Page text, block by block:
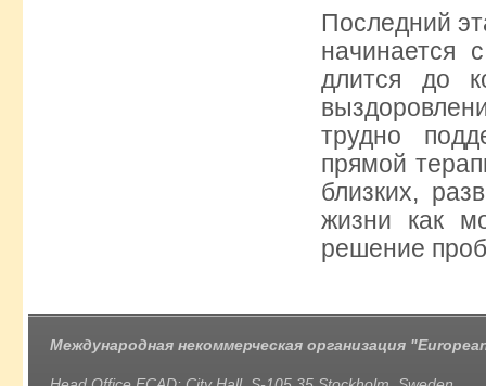
Последний
начинается
длится до
трудно
прямой
близких,
жизни как
решение
Международная некоммерческая организация